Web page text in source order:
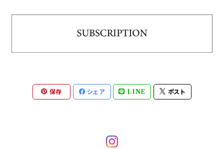
保存 シェア LINE ポスト